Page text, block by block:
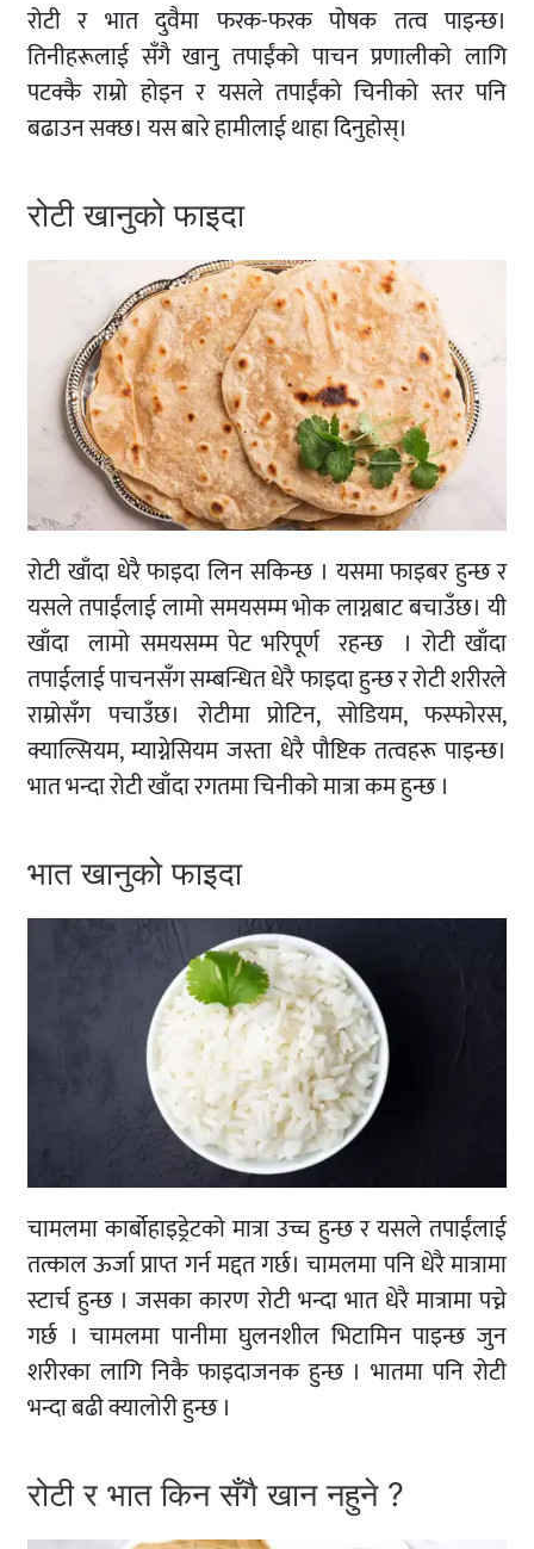
रोटी र भात दुवैमा फरक-फरक पोषक तत्व पाइन्छ।
तिनीहरूलाई सँगै खानु तपाईंको पाचन प्रणालीको लागि
पटक्कै राम्रो होइन र यसले तपाईंको चिनीको स्तर पनि
बढाउन सक्छ। यस बारे हामीलाई थाहा दिनुहोस्।
रोटी खानुको फाइदा
रोटी खाँदा धेरै फाइदा लिन सकिन्छ । यसमा फाइबर हुन्छ र
यसले तपाईंलाई लामो समयसम्म भोक लाग्नबाट बचाउँछ। यी
खाँदा लामाे समयसम्म पेट भरिपूर्ण रहन्छ । रोटी खाँदा
तपाईलाई पाचनसँग सम्बन्धित धेरै फाइदा हुन्छ र रोटी शरीरले
राम्रोसँग पचाउँछ। रोटीमा प्रोटिन, सोडियम, फस्फोरस,
क्याल्सियम, म्याग्नेसियम जस्ता धेरै पौष्टिक तत्वहरू पाइन्छ।
भात भन्दा रोटी खाँदा रगतमा चिनीको मात्रा कम हुन्छ ।
भात खानुको फाइदा
चामलमा कार्बोहाइड्रेटको मात्रा उच्च हुन्छ र यसले तपाईंलाई
तत्काल ऊर्जा प्राप्त गर्न मद्दत गर्छ। चामलमा पनि धेरै मात्रामा
स्टार्च हुन्छ । जसका कारण रोटी भन्दा भात धेरै मात्रामा पच्ने
गर्छ । चामलमा पानीमा घुलनशील भिटामिन पाइन्छ जुन
शरीरका लागि निकै फाइदाजनक हुन्छ । भातमा पनि रोटी
भन्दा बढी क्यालोरी हुन्छ ।
रोटी र भात किन सँगै खान नहुने ?